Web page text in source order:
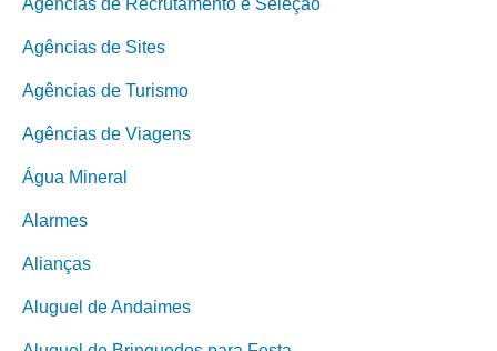
Agências de Recrutamento e Seleção
Agências de Sites
Agências de Turismo
Agências de Viagens
Água Mineral
Alarmes
Alianças
Aluguel de Andaimes